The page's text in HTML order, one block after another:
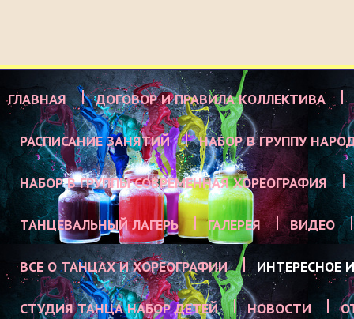
ГЛАВНАЯ ДОГОВОР И ПРАВИЛА КОЛЛЕКТИВА
РАСПИСАНИЕ ЗАНЯТИЙ НАБОР В ГРУППУ
НАБОР В ГРУППЫ СОВРЕМЕННАЯ ХОРЕОГРАФИЯ
ТАНЦЕВАЛЬНЫЙ ЛАГЕРЬ ГАЛЕРЕЯ ВИДЕО
ВСЕ О ТАНЦАХ И ХОРЕОГРАФИИ ИНТЕРЕСНОЕ
СТУДИЯ ТАНЦА НАБОР ДЕТЕЙ НОВОСТИ